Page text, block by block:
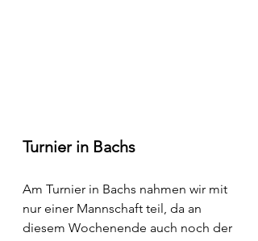
Turnier in Bachs
Am Turnier in Bachs nahmen wir mit
nur einer Mannschaft teil, da an
diesem Wochenende auch noch der